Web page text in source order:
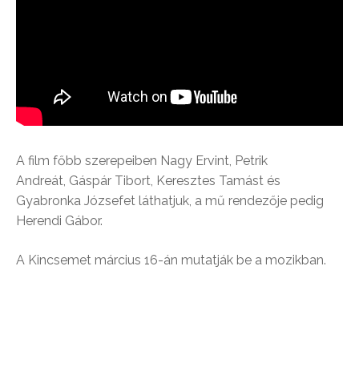
A film főbb szerepeiben Nagy Ervint, Petrik
Andreát, Gáspár Tibort, Keresztes Tamást és
Gyabronka Józsefet láthatjuk, a mű rendezője pedig
Herendi Gábor.
A Kincsemet március 16-án mutatják be a mozikban.